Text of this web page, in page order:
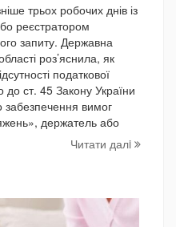
трьох робочих днів із
реєстратором
запиту. Державна
роз’яснила, як
податкової
до ст. 45 Закону України
вимог
держатель або
Читати далi